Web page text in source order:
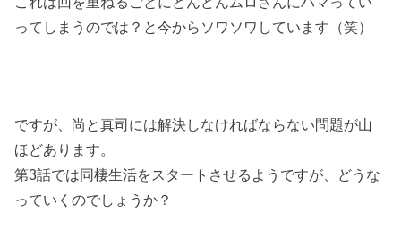
ってしまうのでは？と今からソワソワしています（笑）
ですが、尚と真司には解決しなければならない問題が山
ほどあります。
第3話では同棲生活をスタートさせるようですが、どうな
っていくのでしょうか？